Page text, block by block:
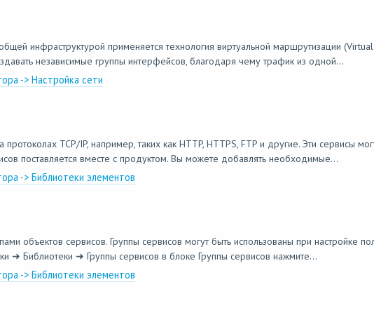
инфраструктурой применяется технология виртуальной маршрутизации
независимые группы интерфейсов, благодаря чему трафик из одной...
-> Настройка сети
TCP/IP, например, таких как HTTP, HTTPS, FTP и другие. Эти сервисы
поставляется вместе с продуктом. Вы можете добавлять необходимые...
-> Библиотеки элементов
объектов сервисов. Группы сервисов могут быть использованы при настройке
➜ Библиотеки ➜ Группы сервисов в блоке Группы сервисов нажмите...
-> Библиотеки элементов